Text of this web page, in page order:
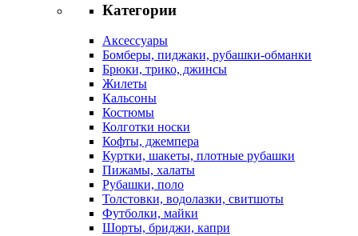
Категории
Аксессуары
Бомберы, пиджаки, рубашки-обманки
Брюки, трико, джинсы
Жилеты
Кальсоны
Костюмы
Колготки носки
Кофты, джемпера
Куртки, шакеты, плотные рубашки
Пижамы, халаты
Рубашки, поло
Толстовки, водолазки, свитшоты
Футболки, майки
Шорты, бриджи, капри